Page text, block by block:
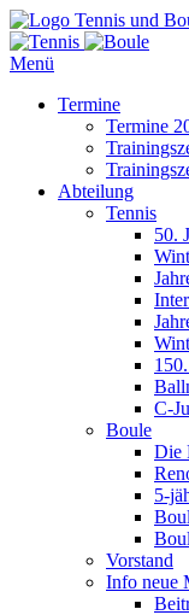
Tennis und
Menü
Termine
Termine
Abteilung
Tennis
50.
C-
Boule
Die
5-
Vorstand
Info neue